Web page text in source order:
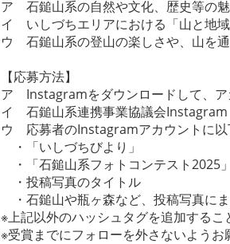
ア 石鎚山系の自然や文化、歴史等の
イ いしづちエリアにおける「山と地
ウ 石鎚山系の登山の楽しさや、山を
【応募方法】
ア Instagramをダウンロードして、ア
イ 石鎚山系連携事業協議会
ウ 応募者のInstagramアカウントに以
・「いしづちびより」
・「石鎚山系フォトコンテスト2025」
・投稿写真のタイトル
・石鎚山や瓶ヶ森など、投稿写真に
※上記以外のハッシュタグを追加するこ
※受賞までにフォローを外さないようお